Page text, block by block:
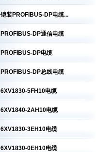
铠装PROFIBUS-DP电缆...
PROFIBUS-DP通信电缆
PROFIBUS-DP电缆
PROFIBUS-DP总线电缆
6XV1830-5FH10电缆
6XV1840-2AH10电缆
6XV1830-3EH10电缆
6XV1830-0EH10电缆